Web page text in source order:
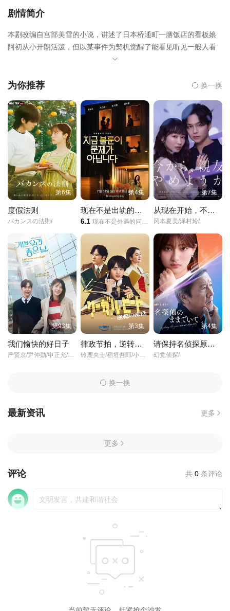
剧情简介
本剧改编自宫部美雪的小说，讲述了日本桥通町一膳饭店的看板娘
阿初从小开朗活泼，但以某事件为契机觉醒了能看见听见一般人看
不见听不见的东西的通灵力量，从此与草食系武士学徒古泽右京之
人苏醒了，不久后又发生了被认为是死人附身所致的杀人事件。杀
现出了意想不到的联系…
为你推荐 换一换
第6集
度假法则
バカンスの法則/
第4集
现在不是出轨的问题
6.1 现在不是外遇的问题(台)/不伦现在不是问题/现在出轨不是问题/
第7集
从现在开始，不做朋友了吧
冈本夏美/泽村玲/
第93集
我们愉快的好日子
第3集
律政节拍，逆转法庭
铃鹿央士/稻垣吾郎/小雪/前原瑞树/
第4集
请保持名侦探原来的样子
幻觉侦探/
换一换
最新资讯 更多
更多
评论 共 0 条评论